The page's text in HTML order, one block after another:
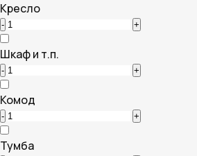
Кресло
- +
Шкаф и т.п.
- +
Комод
- +
Тумба